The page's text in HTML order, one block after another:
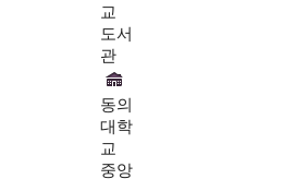
교
도서
관
동의
대학
교
중앙